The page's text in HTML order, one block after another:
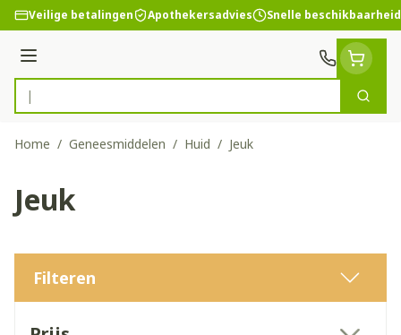
Ga naar de inhoud
Veilige betalingen Apothekersadvies Snelle beschikbaarheid
Menu
Product, merk, categorie...
Zoek
Home / Geneesmiddelen / Huid / Jeuk
Jeuk
Filteren